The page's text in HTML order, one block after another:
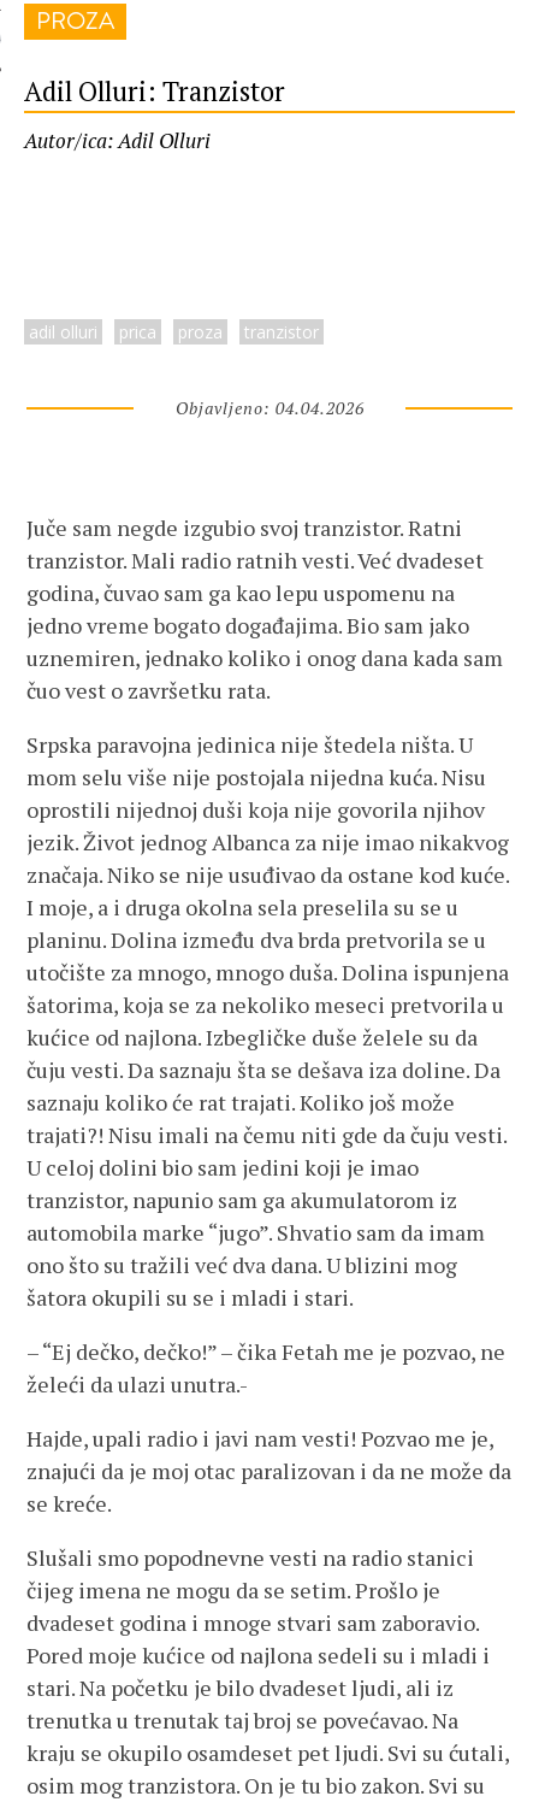
PROZA
Adil Olluri: Tranzistor
Autor/ica: Adil Olluri
adil olluri prica proza tranzistor
Objavljeno: 04.04.2026
Juče sam negde izgubio svoj tranzistor. Ratni
tranzistor. Mali radio ratnih vesti. Već dvadeset
godina, čuvao sam ga kao lepu uspomenu na
jedno vreme bogato događajima. Bio sam jako
uznemiren, jednako koliko i onog dana kada sam
čuo vest o završetku rata.
Srpska paravojna jedinica nije štedela ništa. U
mom selu više nije postojala nijedna kuća. Nisu
oprostili nijednoj duši koja nije govorila njihov
jezik. Život jednog Albanca za nije imao nikakvog
značaja. Niko se nije usuđivao da ostane kod kuće.
I moje, a i druga okolna sela preselila su se u
planinu. Dolina između dva brda pretvorila se u
utočište za mnogo, mnogo duša. Dolina ispunjena
šatorima, koja se za nekoliko meseci pretvorila u
kućice od najlona. Izbegličke duše želele su da
čuju vesti. Da saznaju šta se dešava iza doline. Da
saznaju koliko će rat trajati. Koliko još može
trajati?! Nisu imali na čemu niti gde da čuju vesti.
U celoj dolini bio sam jedini koji je imao
tranzistor, napunio sam ga akumulatorom iz
automobila marke “jugo”. Shvatio sam da imam
ono što su tražili već dva dana. U blizini mog
šatora okupili su se i mladi i stari.
– “Ej dečko, dečko!” – čika Fetah me je pozvao, ne
želeći da ulazi unutra.-
Hajde, upali radio i javi nam vesti! Pozvao me je,
znajući da je moj otac paralizovan i da ne može da
se kreće.
Slušali smo popodnevne vesti na radio stanici
čijeg imena ne mogu da se setim. Prošlo je
dvadeset godina i mnoge stvari sam zaboravio.
Pored moje kućice od najlona sedeli su i mladi i
stari. Na početku je bilo dvadeset ljudi, ali iz
trenutka u trenutak taj broj se povećavao. Na
kraju se okupilo osamdeset pet ljudi. Svi su ćutali,
osim mog tranzistora. On je tu bio zakon. Svi su